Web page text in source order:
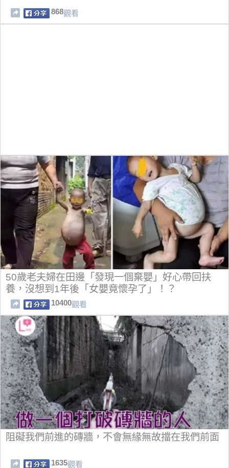
868觀看
50歲老夫婦在田邊「發現一個棄嬰」好心帶回扶
養，沒想到1年後「女嬰竟懷孕了」！？
10400觀看
阻礙我們前進的磚牆，不會無緣無故擋在我們前面
1635觀看